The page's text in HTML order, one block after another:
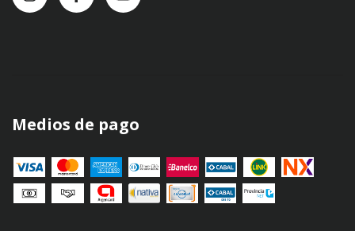
Medios de pago